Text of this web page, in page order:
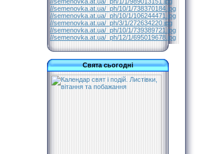
//semenovka.at.ua/_ph/10/1/738370184.jpg
//semenovka.at.ua/_ph/10/1/106244471.jpg
//semenovka.at.ua/_ph/3/1/272634220.jpg
//semenovka.at.ua/_ph/10/1/739389721.jpg
//semenovka.at.ua/_ph/12/1/695019678.jpg
Свята сьогодні